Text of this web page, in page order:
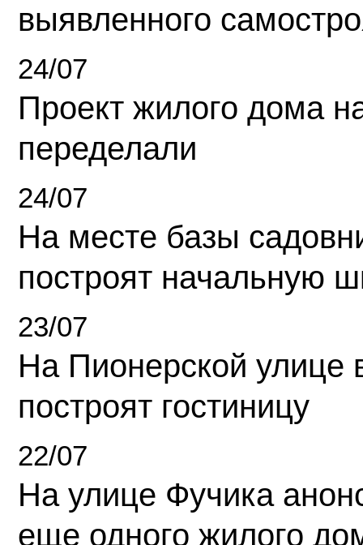
выявленного
24/07
Проект жилого дома
переделали
24/07
На месте базы
построят начальную
23/07
На Пионерской улице
построят гостиницу
22/07
На улице Фучика
еще одного жилого